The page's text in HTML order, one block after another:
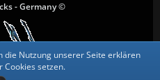
- Germany ©
logos are the property of their
owners.
die Nutzung unserer Seite erklären
Cookies setzen.